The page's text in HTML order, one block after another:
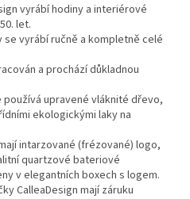
vyrábí hodiny a interiérové
let.
vyrábí ručně a kompletně celé
a prochází důkladnou
upravené vláknité dřevo,
ekologickými laky na
intarzované (frézované) logo,
quartzové bateriové
v elegantních boxech s logem.
CalleaDesign mají záruku